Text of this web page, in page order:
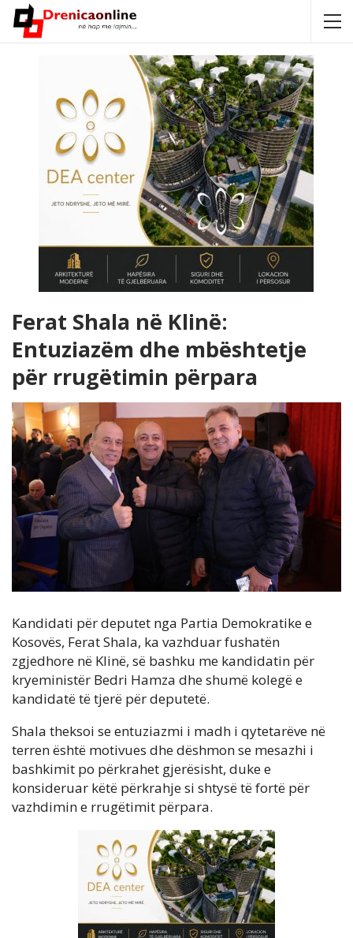
Ferat Shala në Klinë:
Entuziazëm dhe mbështetje
për rrugëtimin përpara
Kandidati për deputet nga Partia Demokratike e
Kosovës, Ferat Shala, ka vazhduar fushatën
zgjedhore në Klinë, së bashku me kandidatin për
kryeministër Bedri Hamza dhe shumë kolegë e
kandidatë të tjerë për deputetë.
Shala theksoi se entuziazmi i madh i qytetarëve në
terren është motivues dhe dëshmon se mesazhi i
bashkimit po përkrahet gjerësisht, duke e
konsideruar këtë përkrahje si shtysë të fortë për
vazhdimin e rrugëtimit përpara.